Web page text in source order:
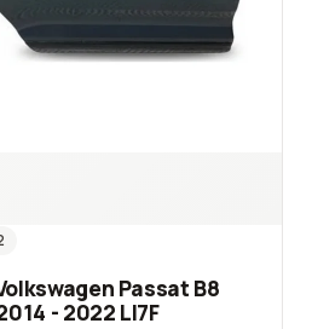
Passat B8
- 2022 LI7F